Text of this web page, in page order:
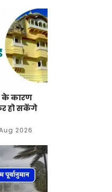
के कारण
हो सकेंगे
2026